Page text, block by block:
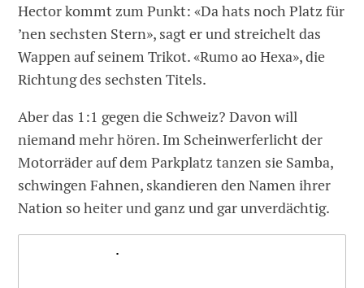
Hector kommt zum Punkt: «Da hats noch Platz für
’nen sechsten Stern», sagt er und streichelt das
Wappen auf seinem Trikot. «Rumo ao Hexa», die
Richtung des sechsten Titels.
Aber das 1:1 gegen die Schweiz? Davon will
niemand mehr hören. Im Scheinwerferlicht der
Motorräder auf dem Parkplatz tanzen sie Samba,
schwingen Fahnen, skandieren den Namen ihrer
Nation so heiter und ganz und gar unverdächtig.
..